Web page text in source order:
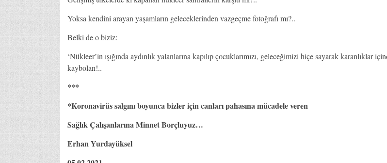
Yoksa kendini arayan yaşamların geleceklerinden vazgeçme fotoğrafı mı?..
Belki de o biziz:
‘Nükleer’in ışığında aydınlık yalanlarına kapılıp çocuklarımızı, geleceğimizi hiçe sayarak karanlıklar
kaybolan!..
***
*Koronavirüs salgını boyunca bizler için canları pahasına mücadele veren
Sağlık Çalışanlarına Minnet Borçluyuz…
Erhan Yurdayüksel